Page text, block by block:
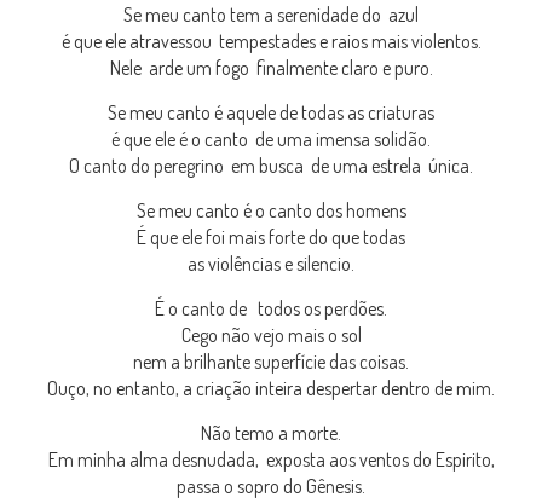
Se meu canto tem a serenidade do azul
é que ele atravessou tempestades e raios mais violentos.
Nele arde um fogo finalmente claro e puro.
Se meu canto é aquele de todas as criaturas
é que ele é o canto de uma imensa solidão.
O canto do peregrino em busca de uma estrela única.
Se meu canto é o canto dos homens
É que ele foi mais forte do que todas
as violências e silencio.
É o canto de todos os perdões.
Cego não vejo mais o sol
nem a brilhante superfície das coisas.
Ouço, no entanto, a criação inteira despertar dentro de mim.
Não temo a morte.
Em minha alma desnudada, exposta aos ventos do Espirito,
passa o sopro do Gênesis.